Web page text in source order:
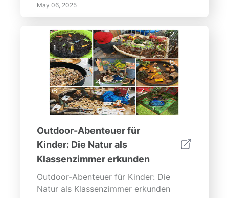
May 06, 2025
Outdoor-Abenteuer für
Kinder: Die Natur als
Klassenzimmer erkunden
Outdoor-Abenteuer für Kinder: Die
Natur als Klassenzimmer erkunden